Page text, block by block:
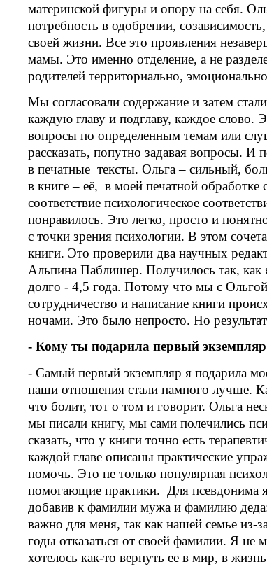
материнской фигуры и опору на себя.
потребность в одобрении,
своей жизни. Все это проявления
мамы. Это именно отделение, а не
родителей территориально,
Мы согласовали содержание и затем
каждую главу и подглаву, каждое слово.
вопросы по определенным темам или
рассказать, попутно задавая вопросы.
в печатные тексты. Ольга – сильный,
в книге – её, в моей печатной
соответствие психологическое
понравилось. Это легко, просто и
с точки зрения психологии. В этом
книги. Это проверили два научных
Альпина Паблишер. Получилось так, как
долго - 4,5 года. Потому что мы с
сотрудничество и написание книги
ночами. Это было непросто. Но
- Кому ты подарила первый
- Самый первый экземпляр я подарила
наши отношения стали намного лучше.
что болит, тот о том и говорит. Ольга
мы писали книгу, мы сами полечились
сказать, что у книги точно есть
каждой главе описаны практические
помочь. Это не только популярная
помогающие практики. Для псевдонима
добавив к фамилии мужа и фамилию
важно для меня, так как нашей семье из-
годы отказаться от своей фамилии. Я не
хотелось как-то вернуть ее в мир, в